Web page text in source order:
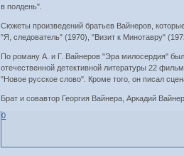
в полдень".
Сюжеты произведений братьев Вайнеров,
"Я, следователь" (1970), "Визит к Минотавру"
По роману А. и Г. Вайнеров "Эра милосердия"
отечественной детективной литературы 22
"Новое русское слово". Кроме того, он писал
Брат и совавтор Георгия Вайнера, Аркадий
0